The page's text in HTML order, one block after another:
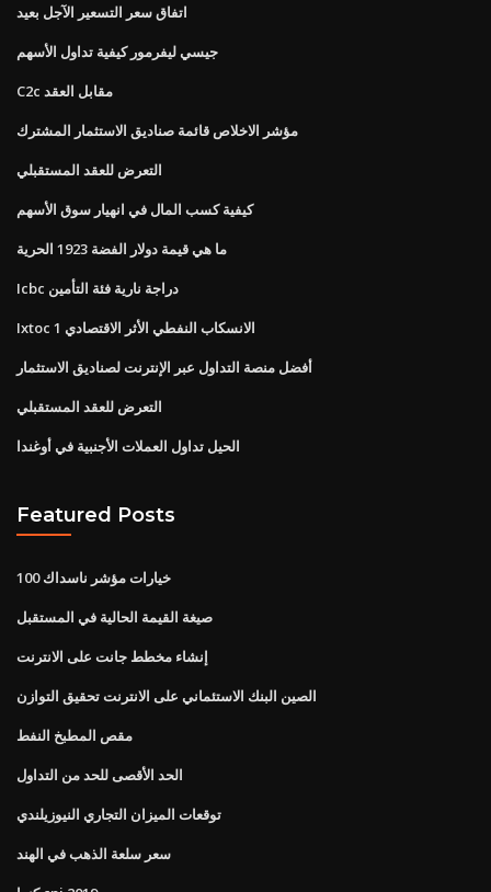
اتفاق سعر التسعير الآجل بعيد
جيسي ليفرمور كيفية تداول الأسهم
C2c مقابل العقد
مؤشر الاخلاص قائمة صناديق الاستثمار المشترك
التعرض للعقد المستقبلي
كيفية كسب المال في انهيار سوق الأسهم
ما هي قيمة دولار الفضة 1923 الحرية
Icbc دراجة نارية فئة التأمين
Ixtoc 1 الانسكاب النفطي الأثر الاقتصادي
أفضل منصة التداول عبر الإنترنت لصناديق الاستثمار
التعرض للعقد المستقبلي
الحيل تداول العملات الأجنبية في أوغندا
Featured Posts
خيارات مؤشر ناسداك 100
صيغة القيمة الحالية في المستقبل
إنشاء مخطط جانت على الانترنت
الصين البنك الاستئماني على الانترنت تحقيق التوازن
مقص المطبخ النفط
الحد الأقصى للحد من التداول
توقعات الميزان التجاري النيوزيلندي
سعر سلعة الذهب في الهند